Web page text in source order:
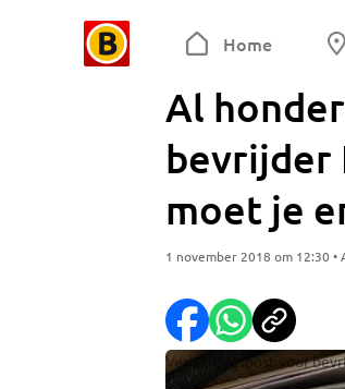
Home
Al
bevrijder
moet je
1 november 2018 om 12:30
Verjaardagspost voor